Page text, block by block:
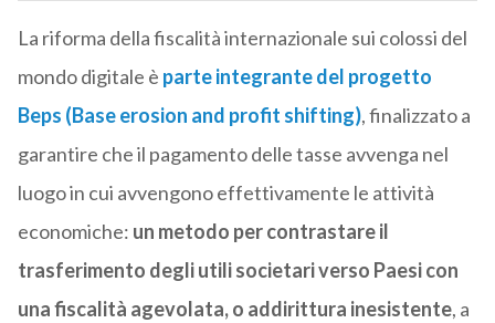
La riforma della fiscalità internazionale sui colossi del
mondo digitale è parte integrante del progetto
Beps (Base erosion and profit shifting), finalizzato a
garantire che il pagamento delle tasse avvenga nel
luogo in cui avvengono effettivamente le attività
economiche: un metodo per contrastare il
trasferimento degli utili societari verso Paesi con
una fiscalità agevolata, o addirittura inesistente, a